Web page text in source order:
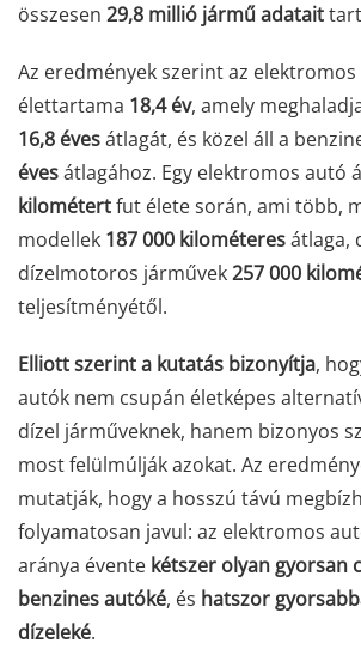
összesen 29,8 millió jármű adatait
Az eredmények szerint az
élettartama 18,4 év, amely
16,8 évesátlagát, és közel áll a
évesátlagához. Egy elektromos autó
kilométertfut élete során, ami több,
modellek 187 000 kilométeresátlaga,
dízelmotoros járművek257 000
teljesítményétől.
Elliott szerint a kutatás bizonyítja,
autók nem csupán életképes
dízel járműveknek, hanem bizonyos
most felülmúlják azokat. Az
mutatják, hogy a hosszú távú
folyamatosan javul: az elektromos
aránya évente kétszer olyan gyorsan
benzines autóké, és hatszor
dízeleké.